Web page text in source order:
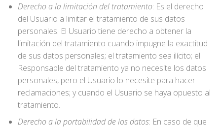
Derecho a la limitación del tratamiento: Es el derecho
del Usuario a limitar el tratamiento de sus datos
personales. El Usuario tiene derecho a obtener la
limitación del tratamiento cuando impugne la exactitud
de sus datos personales; el tratamiento sea ilícito; el
Responsable del tratamiento ya no necesite los datos
personales, pero el Usuario lo necesite para hacer
reclamaciones; y cuando el Usuario se haya opuesto al
tratamiento.
Derecho a la portabilidad de los datos: En caso de que